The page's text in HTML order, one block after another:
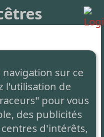
sur ce
l'utilisation de
pour vous
des publicités
d'intérêts,
facilement votre
partager.
aucune restriction,
de la publicité non
1 seul arbre partagé